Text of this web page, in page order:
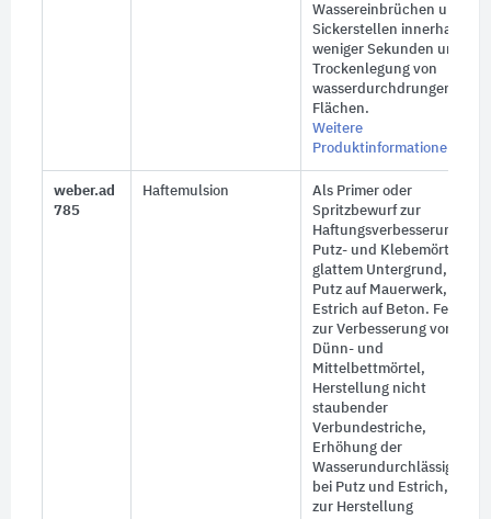
Wassereinbrüchen und
Sickerstellen innerhalb
weniger Sekunden und zur
Trockenlegung von
wasserdurchdrungenen
Flächen.
Weitere
Produktinformationen
weber.ad
785
Haftemulsion
Als Primer oder
Spritzbewurf zur
Haftungsverbesserung von
Putz- und Klebemörtel auf
glattem Untergrund, z.B.
Putz auf Mauerwerk,
Estrich auf Beton. Ferner
zur Verbesserung von
Dünn- und
Mittelbettmörtel,
Herstellung nicht
staubender
Verbundestriche,
Erhöhung der
Wasserundurchlässigkeit
bei Putz und Estrich, sowie
zur Herstellung